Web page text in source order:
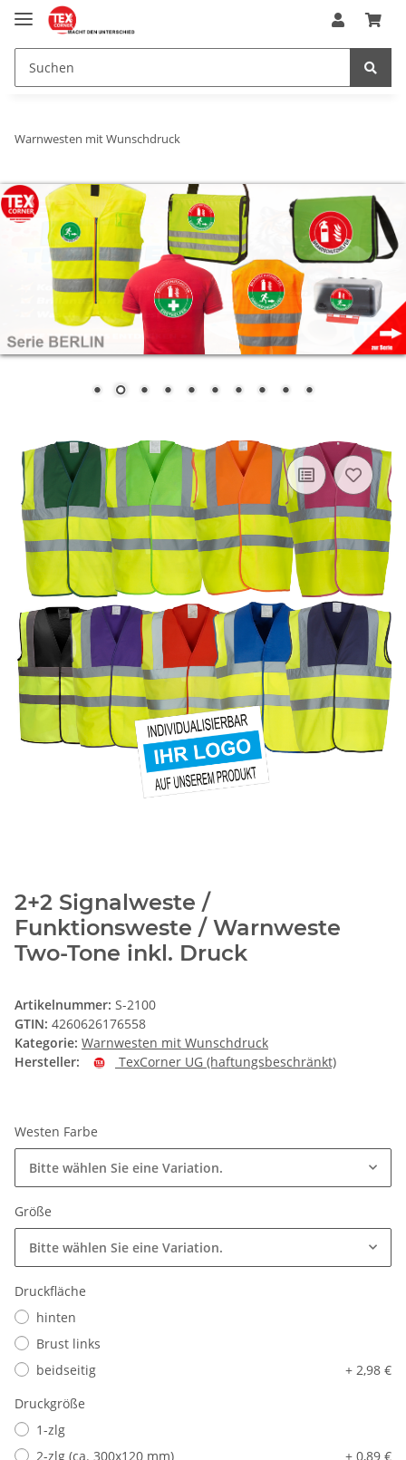
Warnwesten mit Wunschdruck
2+2 Signalweste /
Funktionsweste / Warnweste
Two-Tone inkl. Druck
Artikelnummer: S-2100
GTIN: 4260626176558
Kategorie: Warnwesten mit Wunschdruck
Hersteller:
TexCorner UG (haftungsbeschränkt)
Westen Farbe
Bitte wählen Sie eine Variation.
Größe
Bitte wählen Sie eine Variation.
Druckfläche
hinten
Brust links
beidseitig
+ 2,98 €
Druckgröße
1-zlg
2-zlg (ca. 300x120 mm)
+ 0,89 €